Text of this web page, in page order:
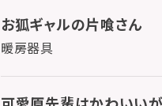
お狐ギャルの片喰さん
暖房器具